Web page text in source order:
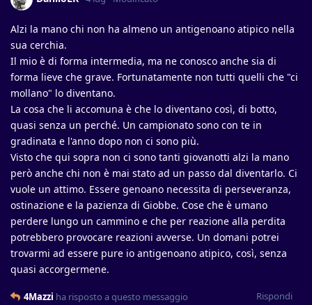
Alzi la mano chi non ha almeno un antigenoano atipico nella
sua cerchia.
Il mio è di forma intermedia, ma ne conosco anche sia di
forma lieve che grave. Fortunatamente non tutti quelli che "ci
mollano" lo diventano.
La cosa che li accomuna è che lo diventano così, di botto,
quasi senza un perché. Un campionato sono con te in
gradinata e l'anno dopo non ci sono più.
Visto che qui sopra non ci sono tanti giovanotti alzi la mano
però anche chi non è mai stato ad un passo dal diventarlo. Ci
vuole un attimo. Essere genoano necessita di perseveranza,
ostinazione e la pazienza di Giobbe. Cose che è umano
perdere lungo un cammino e che per reazione alla perdita
potrebbero provocare reazioni avverse. Un domani potrei
trovarmi ad essere pure io antigenoano atipico, così, senza
quasi accorgermene.
Rispondi
4Mazzi ha risposto a questo messaggio